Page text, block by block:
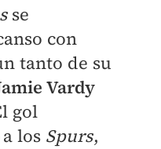
se
con
tanto de su
Vardy
gol
los Spurs,